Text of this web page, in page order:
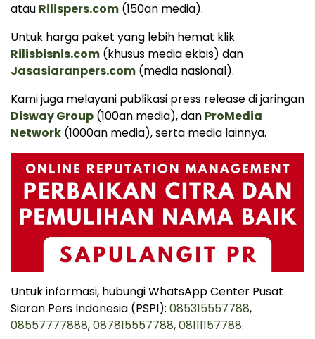
atau Rilispers.com (150an media).
Untuk harga paket yang lebih hemat klik
Rilisbisnis.com (khusus media ekbis) dan
Jasasiaranpers.com (media nasional).
Kami juga melayani publikasi press release di jaringan
Disway Group (100an media), dan ProMedia
Network (1000an media), serta media lainnya.
Untuk informasi, hubungi WhatsApp Center Pusat
Siaran Pers Indonesia (PSPI): 085315557788,
08557777888,087815557788,08111157788.